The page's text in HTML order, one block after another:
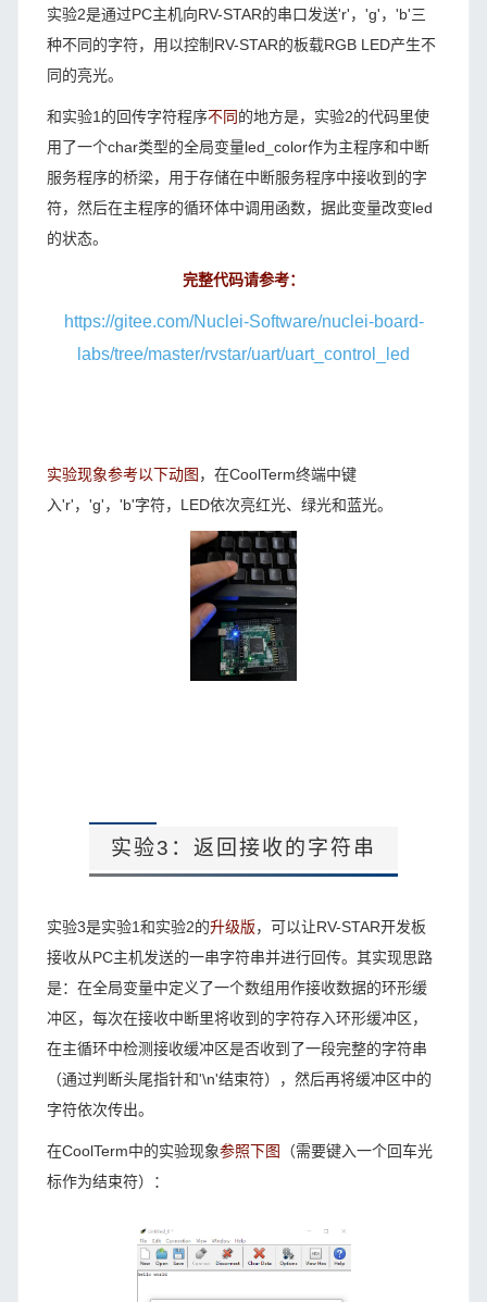
实验2是通过PC主机向RV-STAR的串口发送'r'，'g'，'b'三
种不同的字符，用以控制RV-STAR的板载RGB LED产生不
同的亮光。
和实验1的回传字符程序不同的地方是，实验2的代码里使
用了一个char类型的全局变量led_color作为主程序和中断
服务程序的桥梁，用于存储在中断服务程序中接收到的字
符，然后在主程序的循环体中调用函数，据此变量改变led
的状态。
完整代码请参考：
https://gitee.com/Nuclei-Software/nuclei-board-
labs/tree/master/rvstar/uart/uart_control_led
实验现象参考以下动图 ，在CoolTerm终端中键
入'r'，'g'，'b'字符，LED依次亮红光、绿光和蓝光。
实验3：返回接收的字符串
实验3是实验1和实验2的升级版，可以让RV-STAR开发板
接收从PC主机发送的一串字符串并进行回传。其实现思路
是：在全局变量中定义了一个数组用作接收数据的环形缓
冲区，每次在接收中断里将收到的字符存入环形缓冲区，
在主循环中检测接收缓冲区是否收到了一段完整的字符串
（通过判断头尾指针和'\n'结束符），然后再将缓冲区中的
字符依次传出。
在CoolTerm中的实验现象参照下图
（需要键入一个回车光
标作为结束符）：